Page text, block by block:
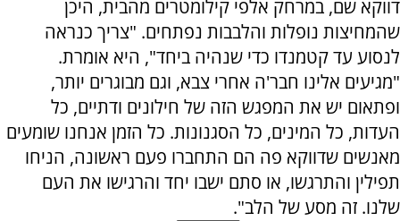
דווקא שם, במרחק אלפי קילומטרים מהבית, היכן
שהמחיצות נופלות והלבבות נפתחים. "צריך כנראה
לנסוע עד קטמנדו כדי שנהיה ביחד", היא אומרת.
"מגיעים אלינו חבר'ה אחרי צבא, וגם מבוגרים יותר,
ופתאום יש את המפגש הזה של חילונים ודתיים, כל
העדות, כל המינים, כל הסגנונות. כל הזמן אנחנו שומעים
מאנשים שדווקא פה הם התחברו פעם ראשונה, הניחו
תפילין והתרגשו, או סתם ישבו יחד והרגישו את העם
שלנו. זה מסע של הלב".